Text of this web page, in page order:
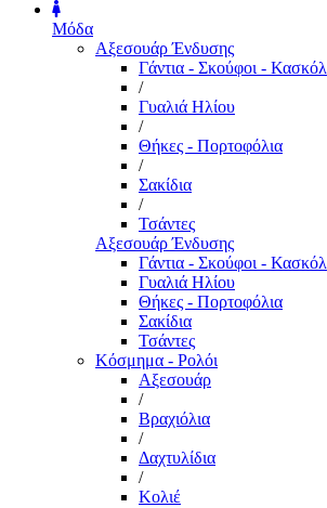
Μόδα
Αξεσουάρ Ένδυσης
Γάντια - Σκούφοι - Κασκόλ
/
Γυαλιά Ηλίου
/
Θήκες - Πορτοφόλια
/
Σακίδια
/
Τσάντες
Αξεσουάρ Ένδυσης
Γάντια - Σκούφοι - Κασκόλ
Γυαλιά Ηλίου
Θήκες - Πορτοφόλια
Σακίδια
Τσάντες
Κόσμημα - Ρολόι
Αξεσουάρ
/
Βραχιόλια
/
Δαχτυλίδια
/
Κολιέ